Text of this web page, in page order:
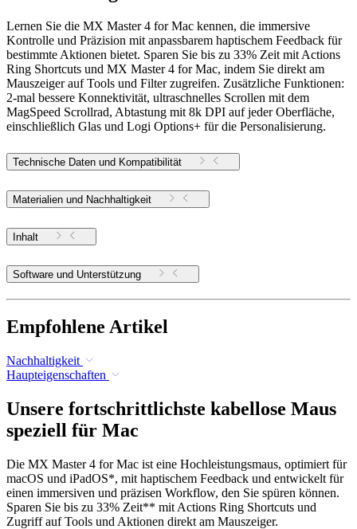
Lernen Sie die MX Master 4 for Mac kennen, die immersive
Kontrolle und Präzision mit anpassbarem haptischem Feedback für
bestimmte Aktionen bietet. Sparen Sie bis zu 33% Zeit mit Actions
Ring Shortcuts und MX Master 4 for Mac, indem Sie direkt am
Mauszeiger auf Tools und Filter zugreifen. Zusätzliche Funktionen:
2-mal bessere Konnektivität, ultraschnelles Scrollen mit dem
MagSpeed Scrollrad, Abtastung mit 8k DPI auf jeder Oberfläche,
einschließlich Glas und Logi Options+ für die Personalisierung.
Technische Daten und Kompatibilität
Materialien und Nachhaltigkeit
Inhalt
Software und Unterstützung
Empfohlene Artikel
Nachhaltigkeit
Haupteigenschaften
Unsere fortschrittlichste kabellose Maus
speziell für Mac
Die MX Master 4 for Mac ist eine Hochleistungsmaus, optimiert für
macOS und iPadOS*, mit haptischem Feedback und entwickelt für
einen immersiven und präzisen Workflow, den Sie spüren können.
Sparen Sie bis zu 33% Zeit** mit Actions Ring Shortcuts und
Zugriff auf Tools und Aktionen direkt am Mauszeiger.